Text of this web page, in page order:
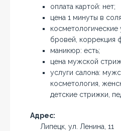
оплата картой: нет;
цена 1 минуты в
косметологические
бровей, коррекция
маникюр: есть;
цена мужской
услуги салона:
косметология,
детские стрижки,
Адрес:
Липецк, ул. Ленина, 11